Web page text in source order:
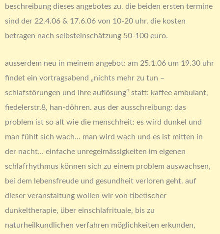
beschreibung dieses angebotes zu. die beiden ersten termine
sind der 22.4.06 & 17.6.06 von 10-20 uhr. die kosten
betragen nach selbsteinschätzung 50-100 euro.
ausserdem neu in meinem angebot: am 25.1.06 um 19.30 uhr
findet ein vortragsabend „nichts mehr zu tun –
schlafstörungen und ihre auflösung“ statt: kaffee ambulant,
fiedelerstr.8, han-döhren. aus der ausschreibung: das
problem ist so alt wie die menschheit: es wird dunkel und
man fühlt sich wach… man wird wach und es ist mitten in
der nacht… einfache unregelmässigkeiten im eigenen
schlafrhythmus können sich zu einem problem auswachsen,
bei dem lebensfreude und gesundheit verloren geht. auf
dieser veranstaltung wollen wir von tibetischer
dunkeltherapie, über einschlafrituale, bis zu
naturheilkundlichen verfahren möglichkeiten erkunden,